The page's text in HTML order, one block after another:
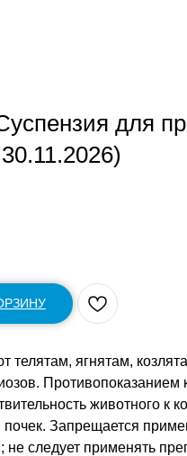
для
телятам, ягнятам,
животного
почек. Запрещается
не следует применять